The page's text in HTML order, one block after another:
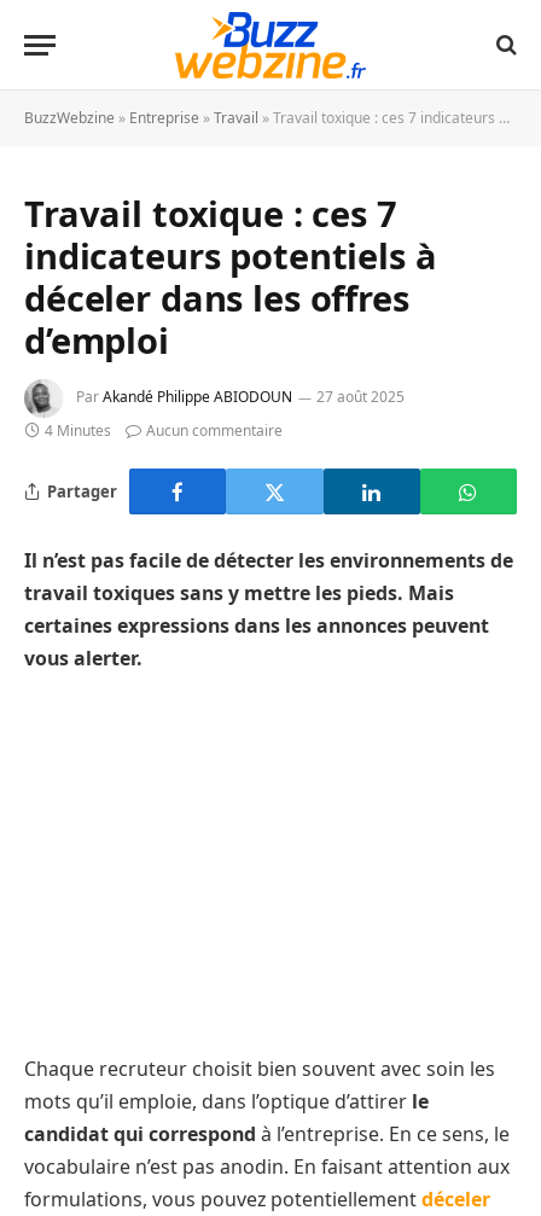
BuzzWebzine » Entreprise »Travail »Travail toxique : ces 7 indicateurs potentiels à déceler dans les offres d’emploi
Travail toxique : ces 7
indicateurs potentiels à
déceler dans les offres
d’emploi
ParAkandé Philippe ABIODOUN
27 août 2025
4 Minutes
Aucun commentaire
Partager
Il n’est pas facile de détecter les environnements de
travail toxiques sans y mettre les pieds. Mais
certaines expressions dans les annonces peuvent
vous alerter.
Chaque recruteur choisit bien souvent avec soin les
mots qu’il emploie, dans l’optique d’attirer le
candidat qui correspond à l’entreprise. En ce sens, le
vocabulaire n’est pas anodin. En faisant attention aux
formulations, vous pouvez potentiellementdéceler